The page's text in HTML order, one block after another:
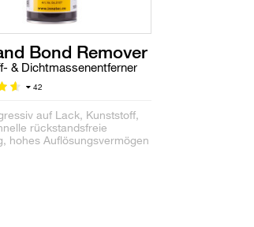
Bond Remover
& Dichtmassenentferner
42
auf Lack, Kunststoff,
rückstandsfreie
hohes Auflösungsvermögen